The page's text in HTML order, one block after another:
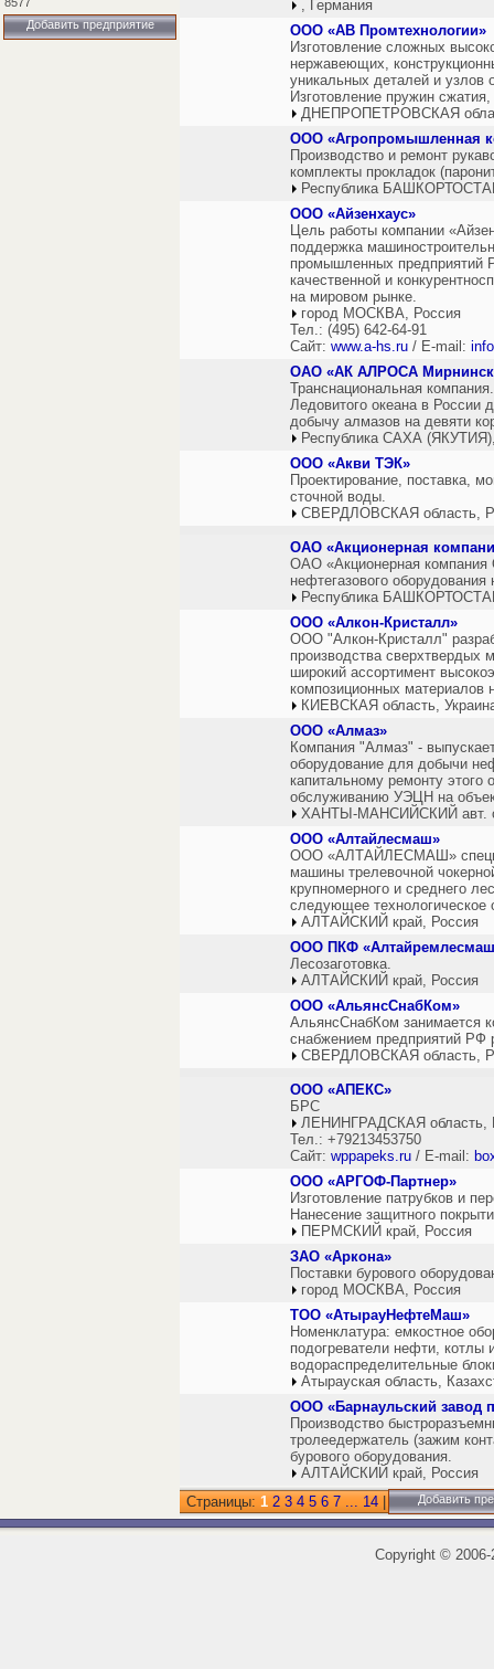
Добавить предприятие
, Германия
ООО «АВ Промтехнологии»
Изготовление сложных
нержавеющих,
уникальных деталей и узлов
Изготовление пружин
ДНЕПРОПЕТРОВСКАЯ
ООО «Агропромышленная
Производство и ремонт
комплекты прокладок
Республика
ООО «Айзенхаус»
Цель работы компании
поддержка
промышленных предприятий
качественной и
на мировом рынке.
город МОСКВА, Россия
Тел.: (495) 642-64-91
Сайт: www.a-hs.ru / E-mail:
ОАО «АК АЛРОСА
Транснациональная
Ледовитого океана в России
добычу алмазов на девяти
Республика САХА
ООО «Акви ТЭК»
Проектирование, поставка,
сточной воды.
СВЕРДЛОВСКАЯ область,
ОАО «Акционерная
ОАО «Акционерная
нефтегазового оборудования
Республика
ООО «Алкон-Кристалл»
ООО "Алкон-Кристалл"
производства сверхтвердых
широкий ассортимент
композиционных материалов
КИЕВСКАЯ область,
ООО «Алмаз»
Компания "Алмаз" -
оборудование для добычи
капитальному ремонту этого
обслуживанию УЭЦН на
ХАНТЫ-МАНСИЙСКИЙ авт.
ООО «Алтайлесмаш»
ООО «АЛТАЙЛЕСМАШ»
машины трелевочной
крупномерного и среднего
следующее
АЛТАЙСКИЙ край, Россия
ООО ПКФ
Лесозаготовка.
АЛТАЙСКИЙ край, Россия
ООО «АльянсСнабКом»
АльянсСнабКом занимается
снабжением предприятий РФ
СВЕРДЛОВСКАЯ область,
ООО «АПЕКС»
БРС
ЛЕНИНГРАДСКАЯ область,
Тел.: +79213453750
Сайт: wppapeks.ru / E-mail:
ООО «АРГОФ-Партнер»
Изготовление патрубков и
Нанесение защитного
ПЕРМСКИЙ край, Россия
ЗАО «Аркона»
Поставки бурового
город МОСКВА, Россия
ТОО «АтырауНефтеМаш»
Номенклатура: емкостное
подогреватели нефти, котлы
водораспределительные
Атырауская область,
ООО «Барнаульский завод
Производство
тролеедержатель (зажим
бурового оборудования.
АЛТАЙСКИЙ край, Россия
Страницы: 1 2 3 4 5 6 7 ... 14 Добавить
Copyright ©